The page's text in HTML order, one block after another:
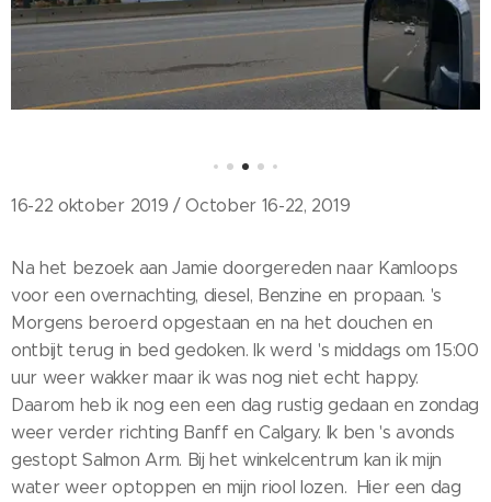
16-22 oktober 2019 / October 16-22, 2019
Na het bezoek aan Jamie doorgereden naar Kamloops
voor een overnachting, diesel, Benzine en propaan. 's
Morgens beroerd opgestaan en na het douchen en
ontbijt terug in bed gedoken. Ik werd 's middags om 15:00
uur weer wakker maar ik was nog niet echt happy.
Daarom heb ik nog een een dag rustig gedaan en zondag
weer verder richting Banff en Calgary. Ik ben 's avonds
gestopt Salmon Arm. Bij het winkelcentrum kan ik mijn
water weer optoppen en mijn riool lozen. Hier een dag